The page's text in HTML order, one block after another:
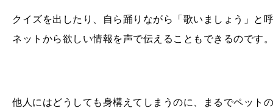
クイズを出したり、自ら踊りながら「歌いましょう」と
ネットから欲しい情報を声で伝えることもできるのです。
他人にはどうしても身構えてしまうのに、まるでペット